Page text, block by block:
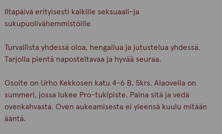
Iltapäivä erityisesti kaikille seksuaali-ja
sukupuolivähemmistöille
Turvallista yhdessä oloa, hengailua ja jutustelua yhdessä.
Tarjolla pientä naposteltavaa ja hyvää seuraa.
Osoite on Urho Kekkosen katu 4-6 B, 5krs. Alaovella on
summeri, jossa lukee Pro-tukipiste. Paina sitä ja vedä
ovenkahvasta. Oven aukeamisesta ei yleensä kuulu mitään
ääntä.